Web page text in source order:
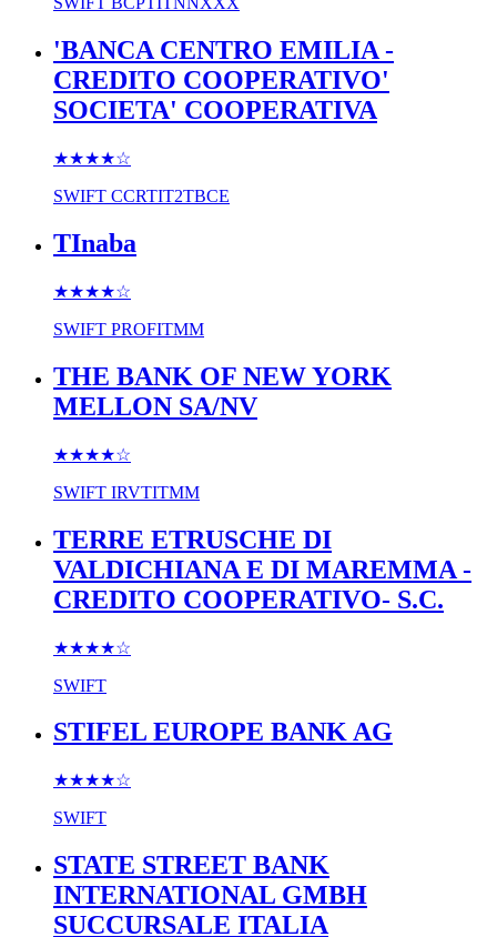
'BANCA CENTRO EMILIA -
CREDITO COOPERATIVO'
SOCIETA' COOPERATIVA
★★★★☆
SWIFT CCRTIT2TBCE
TInaba
★★★★☆
SWIFT PROFITMM
THE BANK OF NEW YORK
MELLON SA/NV
★★★★☆
SWIFT IRVTITMM
TERRE ETRUSCHE DI
VALDICHIANA E DI MAREMMA -
CREDITO COOPERATIVO- S.C.
★★★★☆
SWIFT
STIFEL EUROPE BANK AG
★★★★☆
SWIFT
STATE STREET BANK
INTERNATIONAL GMBH
SUCCURSALE ITALIA